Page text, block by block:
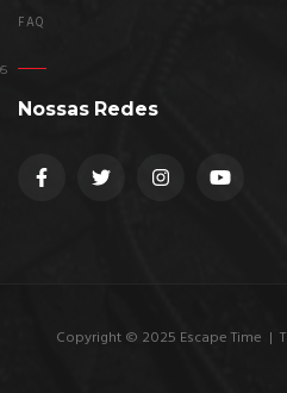
FAQ
Nossas Redes
Copyright © 2025 Escape Time |